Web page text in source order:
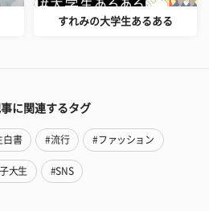
すれみの大学生あるある
に関連するタグ
白書 #流行 #ファッション
大生 #SNS